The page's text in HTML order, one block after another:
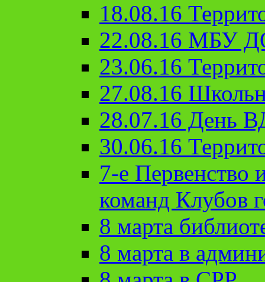
18.08.16
22.08.16 МБУ
23.06.16
27.08.16
28.07.16 День
30.06.16
7-е Первенство
команд Клубов
8 марта
8 марта в